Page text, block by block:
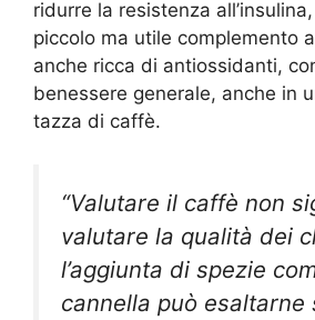
ridurre la resistenza
piccolo ma utile complemento
anche ricca di antiossidanti,
benessere generale, anche in
tazza di caffè.
“Valutare il caffè non
valutare la qualità dei
l’aggiunta di spezie
cannella può esaltarne